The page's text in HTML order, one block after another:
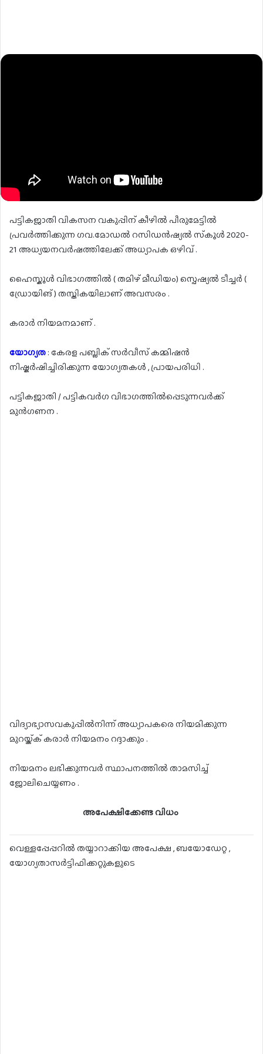
പട്ടികജാതി വികസന വകുപ്പിന് കീഴിൽ പീരുമേട്ടിൽ
പ്രവർത്തിക്കുന്ന ഗവ.മോഡൽ റസിഡൻഷ്യൽ സ്‌കൂൾ 2020-
21 അധ്യയനവർഷത്തിലേക്ക് അധ്യാപക ഒഴിവ് .
ഹൈസ്കൂൾ വിഭാഗത്തിൽ ( തമിഴ് മീഡിയം) സ്പെഷ്യൽ ടീച്ചർ (
ഡ്രോയിങ് ) തസ്തികയിലാണ് അവസരം .
കരാർ നിയമനമാണ് .
യോഗ്യത: കേരള പബ്ലിക് സർവീസ് കമ്മിഷൻ
നിഷ്കർഷിച്ചിരിക്കുന്ന യോഗ്യതകൾ , പ്രായപരിധി .
പട്ടികജാതി / പട്ടികവർഗ വിഭാഗത്തിൽപ്പെടുന്നവർക്ക്
മുൻഗണന .
വിദ്യാഭ്യാസവകുപ്പിൽനിന്ന് അധ്യാപകരെ നിയമിക്കുന്ന
മുറയ്ക്ക് കരാർ നിയമനം റദ്ദാക്കും .
നിയമനം ലഭിക്കുന്നവർ സ്ഥാപനത്തിൽ താമസിച്ച്
ജോലിചെയ്യണം .
അപേക്ഷിക്കേണ്ട വിധം
വെള്ളപ്പേപ്പറിൽ തയ്യാറാക്കിയ അപേക്ഷ , ബയോഡേറ്റ ,
യോഗ്യതാസർട്ടിഫിക്കറ്റുകളുടെ